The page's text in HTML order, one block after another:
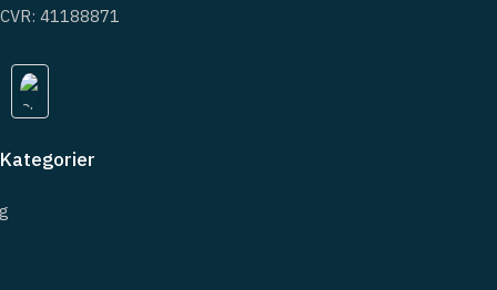
CVR: 41188871
Kategorier